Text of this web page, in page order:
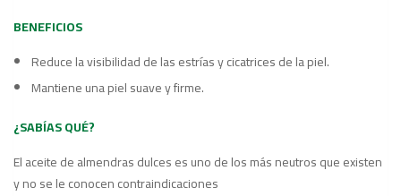
BENEFICIOS
Reduce la visibilidad de las estrías y cicatrices de la piel.
Mantiene una piel suave y firme.
¿SABÍAS QUÉ?
El aceite de almendras dulces es uno de los más neutros que existen
y no se le conocen contraindicaciones